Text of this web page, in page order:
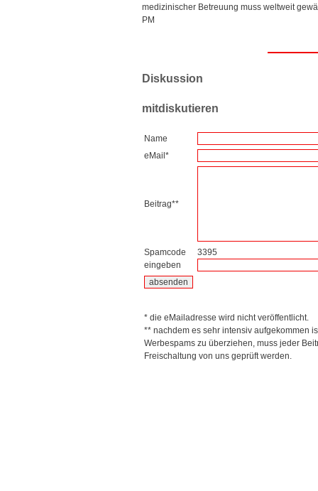
medizinischer Betreuung muss weltweit
PM
Diskussion
mitdiskutieren
Name
eMail*
Beitrag**
Spamcode
eingeben
3395
* die eMailadresse wird nicht veröffentlicht.
** nachdem es sehr intensiv aufgekommen
Werbespams zu überziehen, muss jeder
Freischaltung von uns geprüft werden.